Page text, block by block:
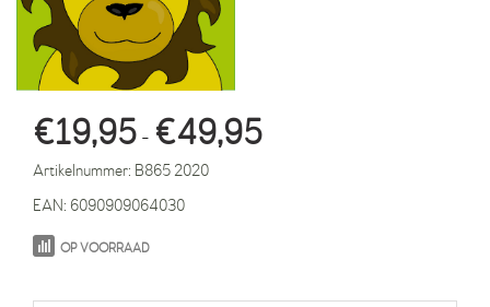
€19,95 - €49,95
Artikelnummer: B865 2020
EAN: 6090909064030
OP VOORRAAD